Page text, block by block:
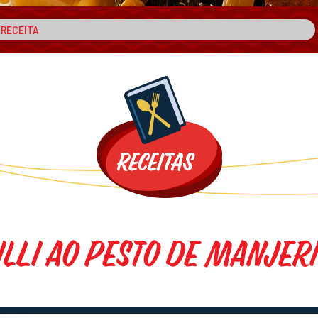
ao Pesto de